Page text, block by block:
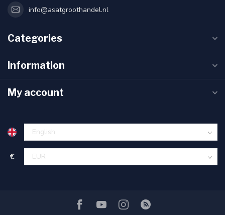
info@asatgroothandel.nl
Categories
Information
My account
€